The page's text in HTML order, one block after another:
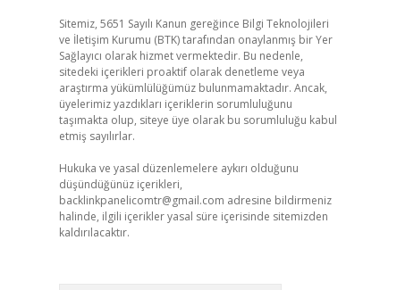
Sitemiz, 5651 Sayılı Kanun gereğince Bilgi Teknolojileri
ve İletişim Kurumu (BTK) tarafından onaylanmış bir Yer
Sağlayıcı olarak hizmet vermektedir. Bu nedenle,
sitedeki içerikleri proaktif olarak denetleme veya
araştırma yükümlülüğümüz bulunmamaktadır. Ancak,
üyelerimiz yazdıkları içeriklerin sorumluluğunu
taşımakta olup, siteye üye olarak bu sorumluluğu kabul
etmiş sayılırlar.
Hukuka ve yasal düzenlemelere aykırı olduğunu
düşündüğünüz içerikleri,
backlinkpanelicomtr@gmail.com adresine bildirmeniz
halinde, ilgili içerikler yasal süre içerisinde sitemizden
kaldırılacaktır.